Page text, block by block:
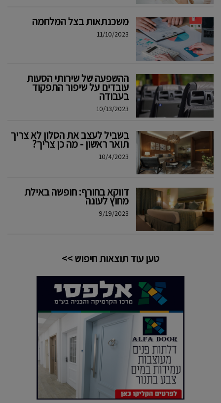
משכנתאות בצל המלחמה
11/10/2023
ההשפעה של שירותי הסעות
עובדים על שיפור התפקוד
בעבודה
10/13/2023
בשביל לעצב את הסלון לא צריך
תואר ראשון - מה כן צריך?
10/4/2023
דווקא בחורף: חופשה באילת
מחוץ לעונה
9/19/2023
טען עוד תוצאות חיפוש >>